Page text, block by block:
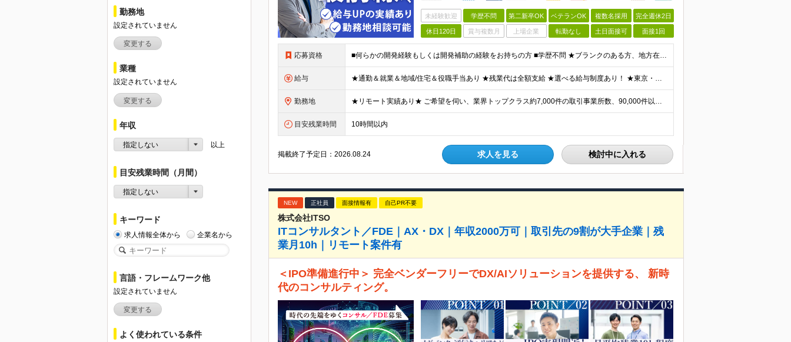
勤務地
設定されていません
変更する
業種
設定されていません
変更する
年収
指定しない 以上
目安残業時間（月間）
指定しない
キーワード
求人情報全体から 企業名から
言語・フレームワーク他
設定されていません
変更する
よく使われている条件
未経験歓迎 学歴不問 第二新卒OK ベテランOK 複数名採用 完全週休2日
休日120日 賞与複数月 上場企業 転勤なし 土日面接可 面接1回
応募資格 ■何らかの開発経験もしくは開発補助の経験をお持ちの方 ■学歴不問 ★ブランクのある方、地方在住の方も大歓迎です！
給与 ★通勤＆就業＆地域/住宅＆役職手当あり ★残業代は全額支給 ★選べる給与制度あり！ ★東京・神奈川・千葉・埼玉勤務の場合 月給23.5万円～55万円＋諸手当 （残業代は全額支給） (20,000円の
勤務地 ★リモート実績あり★ ご希望を伺い、業界トップクラス約7,000件の取引事業所数、90,000件以上のプロジェクトから検討をいたします。 全国の取引先での就業となります（沖縄を除く） ※勤務地
目安残業時間 10時間以内
掲載終了予定日：2026.08.24 求人を見る 検討中に入れる
NEW 正社員 面接情報有 自己PR不要
株式会社ITSO
ITコンサルタント／FDE｜AX・DX｜年収2000万可｜取引先の9割が大手企業｜残
業月10h｜リモート案件有
＜IPO準備進行中＞ 完全ベンダーフリーでDX/AIソリューションを提供する、 新時
代のコンサルティング。